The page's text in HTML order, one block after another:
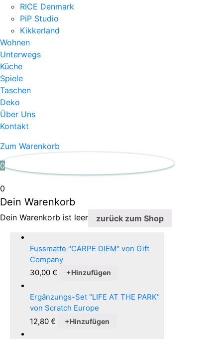
RICE Denmark
PiP Studio
Kikkerland
Wohnen
Unterwegs
Küche
Spiele
Taschen
Deko
Über Uns
Kontakt
Zum Warenkorb
0
0
Dein Warenkorb
Dein Warenkorb ist leer zurück zum Shop
Fussmatte "CARPE DIEM" von Gift
Company
30,00 € +Hinzufügen
Ergänzungs-Set "LIFE AT THE PARK"
von Scratch Europe
12,80 € +Hinzufügen